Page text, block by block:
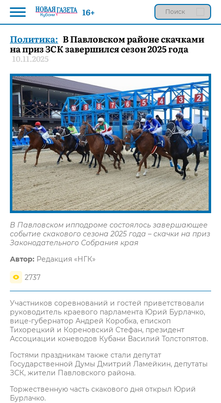
Политика: В Павловском районе скачками
на приз ЗСК завершился сезон 2025 года
10.11.2025
В Павловском ипподроме состоялось завершающее
событие скакового сезона 2025 года – скачки на приз
Законодательного Собрания края
Автор: Редакция «НГК»
2737
Участников соревнований и гостей приветствовали
руководитель краевого парламента Юрий Бурлачко,
вице-губернатор Андрей Коробка, епископ
Тихорецкий и Кореновский Стефан, президент
Ассоциации коневодов Кубани Василий Толстопятов.
Гостями праздникам также стали депутат
Государственной Думы Дмитрий Ламейкин, депутаты
ЗСК, жители Павловского района.
Торжественную часть скакового дня открыл Юрий
Бурлачко.
16+